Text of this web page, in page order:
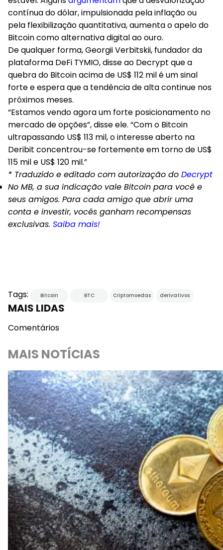
contínua do dólar, impulsionada pela inflação ou
pela flexibilização quantitativa, aumenta o apelo do
Bitcoin como alternativa digital ao ouro.
De qualquer forma, Georgii Verbitskii, fundador da
plataforma DeFi TYMIO, disse ao Decrypt que a
quebra do Bitcoin acima de US$ 112 mil é um sinal
forte e espera que a tendência de alta continue nos
próximos meses.
“Estamos vendo agora um forte posicionamento no
mercado de opções”, disse ele. “Com o Bitcoin
ultrapassando US$ 113 mil, o interesse aberto na
Deribit concentrou-se fortemente em torno de US$
115 mil e US$ 120 mil.”
* Traduzido e editado com autorização do Decrypt
No MB, a sua indicação vale Bitcoin para você e
seus amigos. Para cada amigo que abrir uma
conta e investir, vocês ganham recompensas
exclusivas. Saiba mais!
Tags: Bitcoin BTC Criptomoedas derivativos
MAIS LIDAS
Comentários
MAIS NOTÍCIAS